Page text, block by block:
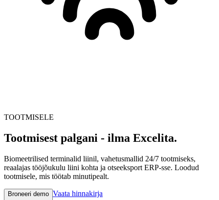
TOOTMISELE
Tootmisest palgani - ilma Excelita.
Biomeetrilised terminalid liinil, vahetusmallid 24/7 tootmiseks,
reaalajas tööjõukulu liini kohta ja otseeksport ERP-sse. Loodud
tootmisele, mis töötab minutipealt.
Broneeri demo Vaata hinnakirja